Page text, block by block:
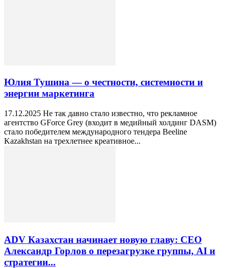
Юлия Тушина — о честности, системности и
энергии маркетинга
17.12.2025 Не так давно стало известно, что рекламное
агентство GForce Grey (входит в медийный холдинг DASM)
стало победителем международного тендера Beeline
Kazakhstan на трехлетнее креативное...
ADV Казахстан начинает новую главу: СЕО
Александр Горлов о перезагрузке группы, AI и
стратегии...